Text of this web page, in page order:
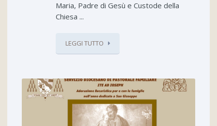
Maria, Padre di Gesù e Custode della
Chiesa ...
LEGGI TUTTO